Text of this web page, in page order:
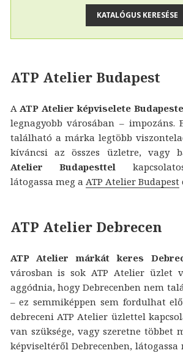
ATP Atelier Budapest
A ATP Atelier képviselete
legnagyobb városában – impozáns.
található a márka legtöbb
kíváncsi az összes üzletre, vagy
Atelier Budapesttel
látogassa meg a ATP Atelier Budapest
ATP Atelier Debrecen
ATP Atelier márkát keres
városban is sok ATP Atelier üzlet
aggódnia, hogy Debrecenben nem
– ez semmiképpen sem fordulhat
debreceni ATP Atelier üzlettel
van szüksége, vagy szeretne többet
képviseltéről Debrecenben, látogassa